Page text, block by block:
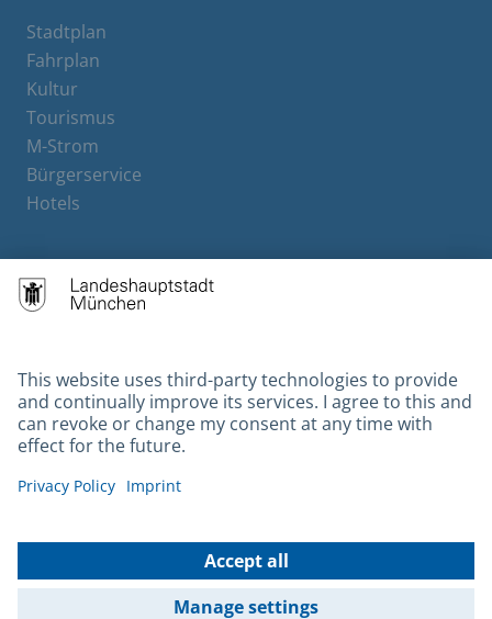
Stadtplan
Fahrplan
Kultur
Tourismus
M-Strom
Bürgerservice
Hotels
Contact
Gebärdensprache
Datenschutz
Kontakt
© 2026 Portal München Betriebs GmbH & Co. KG - Ein Service der
Landeshauptstadt München und der Stadtwerke München GmbH